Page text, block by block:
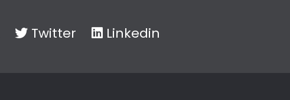
Twitter Linkedin